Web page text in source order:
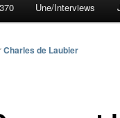
Une/Interviews
Charles de Laubier